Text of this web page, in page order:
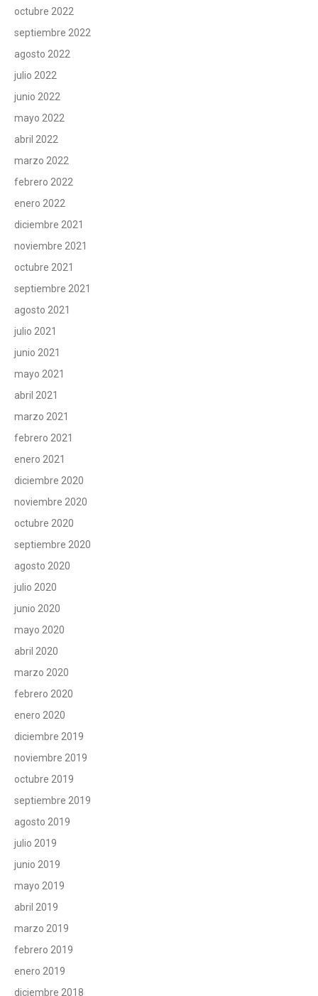
octubre 2022
septiembre 2022
agosto 2022
julio 2022
junio 2022
mayo 2022
abril 2022
marzo 2022
febrero 2022
enero 2022
diciembre 2021
noviembre 2021
octubre 2021
septiembre 2021
agosto 2021
julio 2021
junio 2021
mayo 2021
abril 2021
marzo 2021
febrero 2021
enero 2021
diciembre 2020
noviembre 2020
octubre 2020
septiembre 2020
agosto 2020
julio 2020
junio 2020
mayo 2020
abril 2020
marzo 2020
febrero 2020
enero 2020
diciembre 2019
noviembre 2019
octubre 2019
septiembre 2019
agosto 2019
julio 2019
junio 2019
mayo 2019
abril 2019
marzo 2019
febrero 2019
enero 2019
diciembre 2018